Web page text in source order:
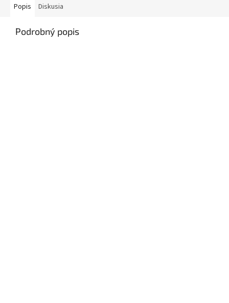
Popis Diskusia
Podrobný popis